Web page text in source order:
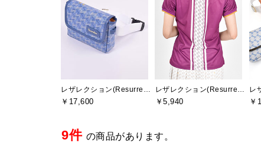
￥17,600 ￥5,940 ￥
9件 の商品があります。